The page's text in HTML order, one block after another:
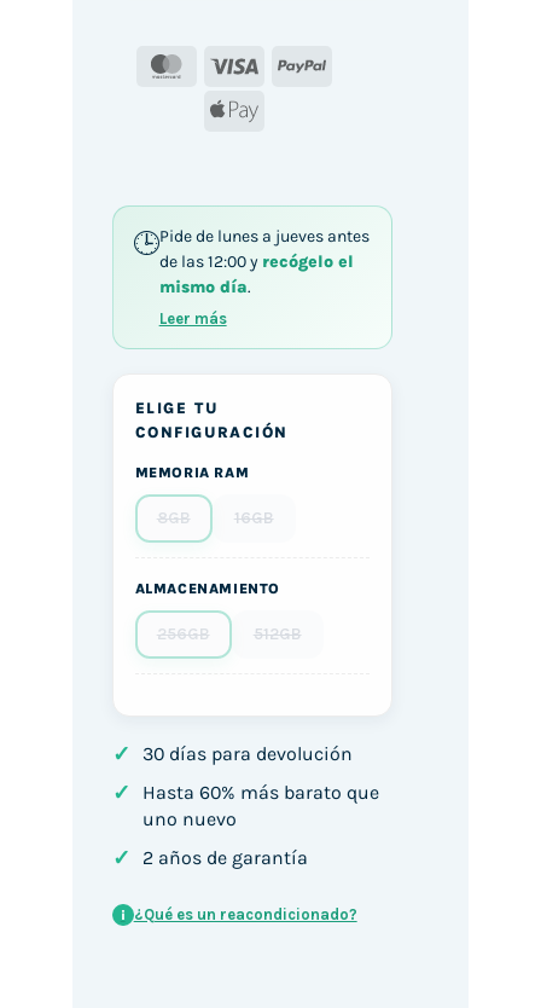
MasterCard
Visa
PayPal
Apple
Pide de lunes a jueves antes
de las 12:00 y recógelo el
mismo día.
Leer más
ELIGE TU
CONFIGURACIÓN
MEMORIA RAM
8GB 16GB
ALMACENAMIENTO
256GB 512GB
✓ 30 días para devolución
✓
Hasta 60% más barato que
uno nuevo
✓ 2 años de garantía
i ¿Qué es un reacondicionado?